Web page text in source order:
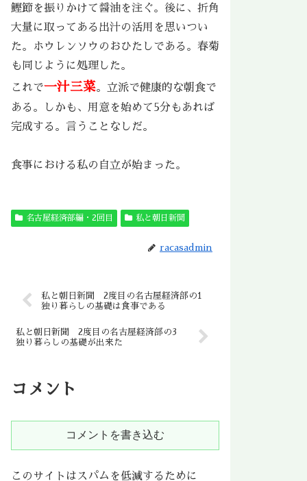
鰹節を振りかけて醤油を注ぐ。後に、折角
大量に取ってある出汁の活用を思いつい
た。ホウレンソウのおひたしである。春菊
も同じように処理した。
これで一汁三菜。立派で健康的な朝食で
ある。しかも、用意を始めて5分もあれば
完成する。言うことなしだ。
食事における私の自立が始まった。
名古屋経済部編・2回目 私と朝日新聞
racasadmin
私と朝日新聞 2度目の名古屋経済部の1
独り暮らしの基礎は食事である
私と朝日新聞 2度目の名古屋経済部の3
独り暮らしの基礎が出来た
コメント
コメントを書き込む
このサイトはスパムを低減するために